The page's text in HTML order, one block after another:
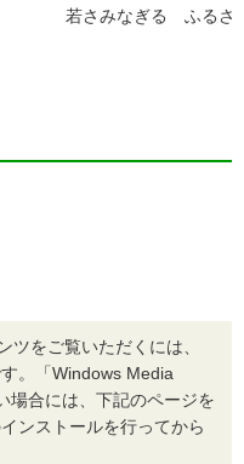
若さみなぎる ふるさ
ツをご覧いただくには、
。「Windows Media
場合には、下記のページを
ンストールを行ってから